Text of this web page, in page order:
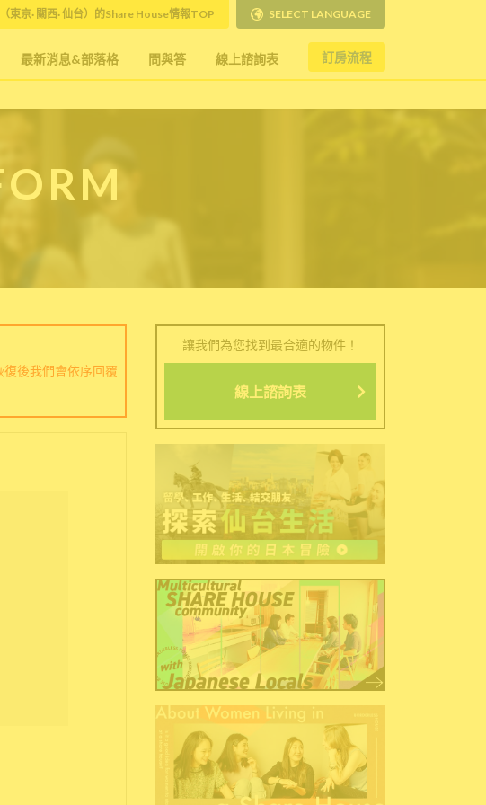
最新消息&部落格 問與答 線上諮詢表 訂房流程
東京· 關西· 仙台）的Share House情報TOP SELECT LANGUAGE
後我們會依序回覆
讓我們為您找到最合適的物件！
線上諮詢表